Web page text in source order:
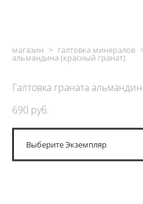
магазин > галтовка минералов
альмандина (красный гранат)
Галтовка граната
690 pуб.
Выберите Экземпляр